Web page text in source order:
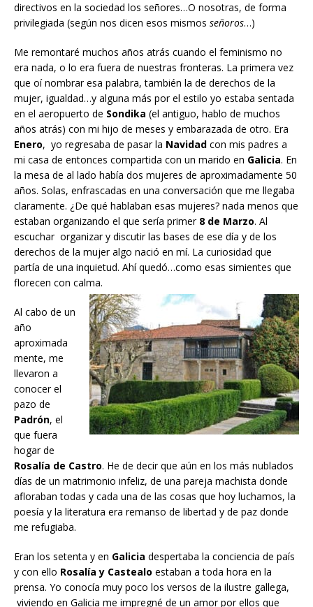
directivos en la sociedad los señores…O nosotras, de forma
privilegiada (según nos dicen esos mismos señoros…)
Me remontaré muchos años atrás cuando el feminismo no
era nada, o lo era fuera de nuestras fronteras. La primera vez
que oí nombrar esa palabra, también la de derechos de la
mujer, igualdad…y alguna más por el estilo yo estaba sentada
en el aeropuerto de Sondika (el antiguo, hablo de muchos
años atrás) con mi hijo de meses y embarazada de otro. Era
Enero, yo regresaba de pasar la Navidad con mis padres a
mi casa de entonces compartida con un marido en Galicia. En
la mesa de al lado había dos mujeres de aproximadamente 50
años. Solas, enfrascadas en una conversación que me llegaba
claramente. ¿De qué hablaban esas mujeres? nada menos que
estaban organizando el que sería primer 8 de Marzo. Al
escuchar organizar y discutir las bases de ese día y de los
derechos de la mujer algo nació en mí. La curiosidad que
partía de una inquietud. Ahí quedó…como esas simientes que
florecen con calma.
Al cabo de un
año
aproximada
mente, me
llevaron a
conocer el
pazo de
Padrón, el
que fuera
hogar de
Rosalía de Castro. He de decir que aún en los más nublados
días de un matrimonio infeliz, de una pareja machista donde
afloraban todas y cada una de las cosas que hoy luchamos, la
poesía y la literatura era remanso de libertad y de paz donde
me refugiaba.
Eran los setenta y en Galicia despertaba la conciencia de país
y con ello Rosalía y Castealo estaban a toda hora en la
prensa. Yo conocía muy poco los versos de la ilustre gallega,
viviendo en Galicia me impregné de un amor por ellos que